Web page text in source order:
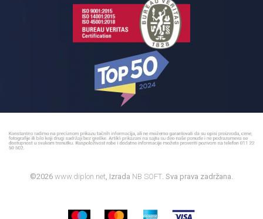
©2026 www.diplon.net, Izrada NB SOFT. Sva prava zadržana.